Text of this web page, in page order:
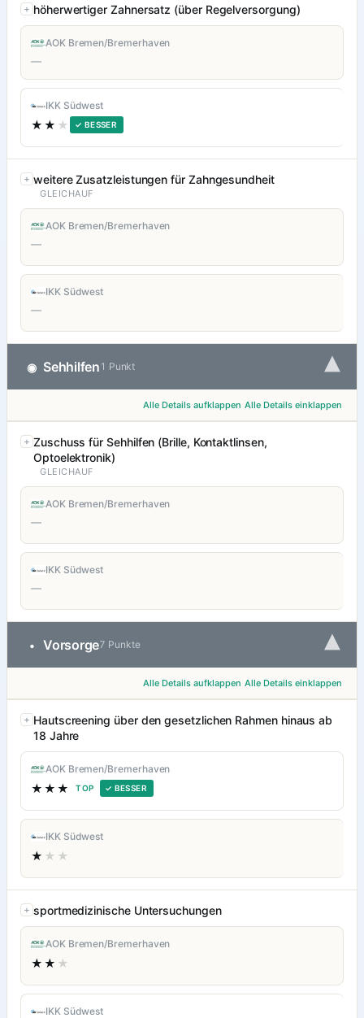
höherwertiger Zahnersatz (über Regelversorgung)
AOK Bremen/Bremerhaven
—
IKK Südwest
★★ ★ ✓ BESSER
weitere Zusatzleistungen für Zahngesundheit
GLEICHAUF
AOK Bremen/Bremerhaven
—
IKK Südwest
—
◉ Sehhilfen 1 Punkt ▾
Alle Details aufklappen Alle Details einklappen
Zuschuss für Sehhilfen (Brille, Kontaktlinsen,
Optoelektronik)
GLEICHAUF
AOK Bremen/Bremerhaven
—
IKK Südwest
—
• Vorsorge7 Punkte ▾
Alle Details aufklappen Alle Details einklappen
Hautscreening über den gesetzlichen Rahmen hinaus ab
18 Jahre
AOK Bremen/Bremerhaven
★★★ TOP ✓ BESSER
IKK Südwest
★ ★★
sportmedizinische Untersuchungen
AOK Bremen/Bremerhaven
★★ ★
IKK Südwest